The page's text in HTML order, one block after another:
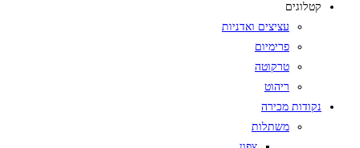
קטלוגים
עציצים ואדניות
פרימיום
טרקוטה
ריהוט
נקודות מכירה
משתלות